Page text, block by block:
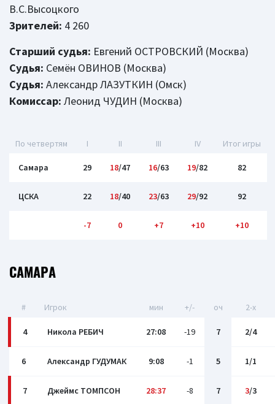
В.С.Высоцкого
Зрителей: 4 260
Старший судья: Евгений ОСТРОВСКИЙ (Москва)
Судья: Семён ОВИНОВ (Москва)
Судья: Александр ЛАЗУТКИН (Омск)
Комиссар: Леонид ЧУДИН (Москва)
По четвертям I II III IV Итог игры
Самара 29 18/47 16/63 19/82 82
ЦСКА 22 18/40 23/63 29/92 92
-7 0 +7 +10 +10
САМАРА
# Игрок мин +/- оч 2-x
4 Никола РЕБИЧ 27:08 -19 7 2/4
6 Александр ГУДУМАК 9:08 -1 5 1/1
7 Джеймс ТОМПСОН 28:37 -8 7 3/3